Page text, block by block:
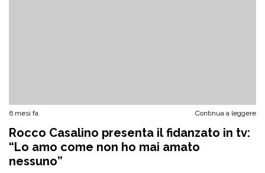
6 mesi fa Continua a leggere
Rocco Casalino presenta il fidanzato in tv:
“Lo amo come non ho mai amato
nessuno”